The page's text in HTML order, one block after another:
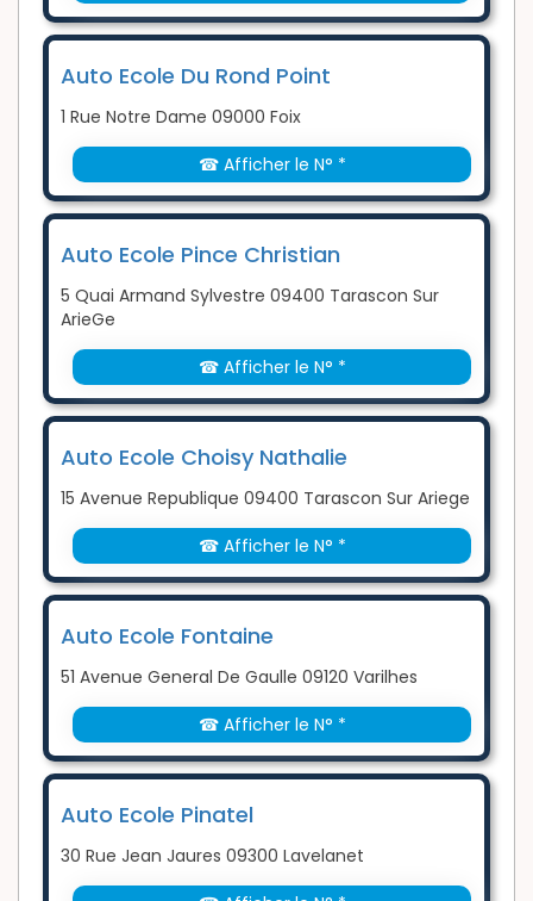
Auto Ecole Du Rond Point
1 Rue Notre Dame 09000 Foix
☎ Afficher le N° *
Auto Ecole Pince Christian
5 Quai Armand Sylvestre 09400 Tarascon Sur
ArieGe
☎ Afficher le N° *
Auto Ecole Choisy Nathalie
15 Avenue Republique 09400 Tarascon Sur Ariege
☎ Afficher le N° *
Auto Ecole Fontaine
51 Avenue General De Gaulle 09120 Varilhes
☎ Afficher le N° *
Auto Ecole Pinatel
30 Rue Jean Jaures 09300 Lavelanet